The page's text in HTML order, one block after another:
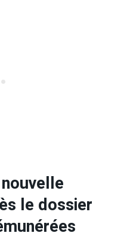
le dossier